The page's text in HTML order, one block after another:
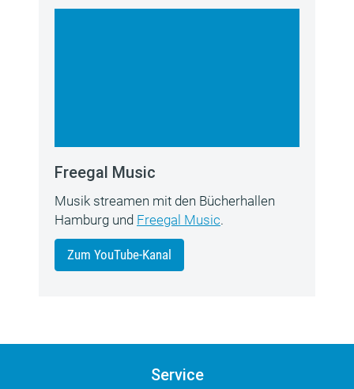
Freegal Music
Musik streamen mit den Bücherhallen
Hamburg und Freegal Music.
Zum YouTube-Kanal
Service